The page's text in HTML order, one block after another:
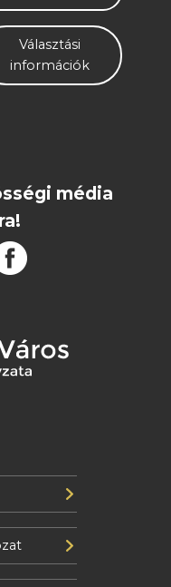
Választási
információk
média